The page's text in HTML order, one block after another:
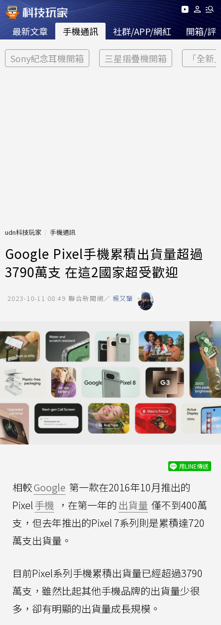
最新文章 手機通訊 社群/APP/網紅 開箱/評
Sony紀念耳機開箱 三星摺疊機開箱 「全新
udn科技玩家 手機通訊
Google Pixel手機累積出貨量超過
3790萬支 在這2國家超受歡迎
2023-10-11 08:49 聯合新聞網／ 楊又肇
用LINE傳送
相較Google 第一款在2016年10月推出的
Pixel手機 ，在第一年的 出貨量 僅不到400萬
支，但去年推出的Pixel 7系列則是累積達720
萬支出貨量。
目前Pixel系列手機累積出貨量已經超過3790
萬支，雖然比起其他手機品牌的出貨量少很
多，卻有明顯的出貨量成長規模。